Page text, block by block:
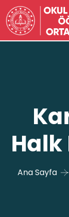
Ana Sayfa